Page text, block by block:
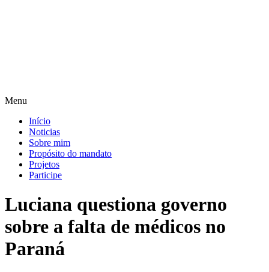
Menu
Início
Noticias
Sobre mim
Propósito do mandato
Projetos
Participe
Luciana questiona governo
sobre a falta de médicos no
Paraná